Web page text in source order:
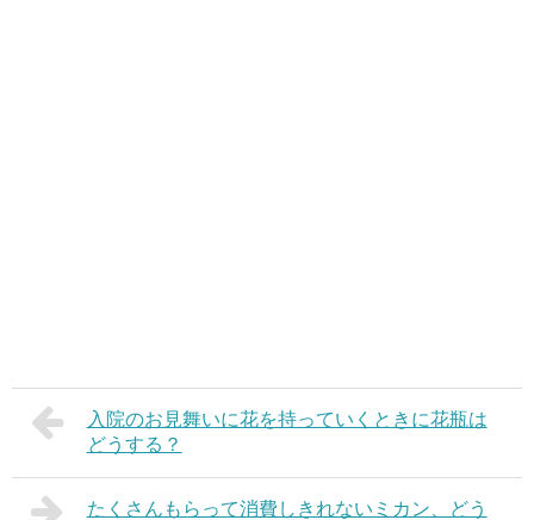
入院のお見舞いに花を持っていくときに花瓶は
どうする？
たくさんもらって消費しきれないミカン、どう